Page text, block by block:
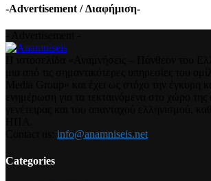
-Advertisement / Διαφήμιση-
info@anamniseis.net
Categories